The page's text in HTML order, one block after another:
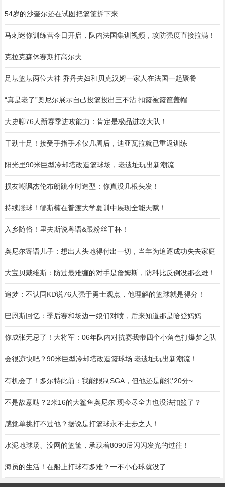
54岁的沙奎尔还在试图把篮筐拆下来
马刺迷你训练营今日开启，队内法国集训视频，攻防强度直接拉满！
克拉克森休赛期打高尔夫️
足坛篮坛两位大神 乔丹夫妇和贝克汉姆一家人在法国一起聚餐
“真是老了”奥尼尔展示自己投篮投出三不沾 扣篮被篮筐盖帽
大史聊76人新赛季进攻能力：肯定是极品进攻大队！
干劲十足！接受手指手术仅几周后，迪亚瓦拉就已重返训练
阳光里90米巨型冷却塔改造篮球场，老遗址玩出新潮流...
损友嘲讽杰伦布朗跳伞时造型：你真没几根头发！
持续涨球！郇斯楠在普渡大学夏训中展现全能天赋！
入乡随俗！里夫斯说粤语&跟粉丝干杯！
奥尼尔寄语儿子：想出人头地得付出一切，当年为追逐成功失去家庭
大宝贝戴维斯：防过最难缠的对手是詹姆斯，防科比反倒没那么难！
追梦：不认同KD说76人强于勇士观点，他理解的篮球就是得分！
巴恩斯回忆：季后赛和场边一娘们对喷，后来知道那是哈登妈妈
你成张无忌了！大将军：06年队内对抗赛我带四个小角色打爆梦之队
会很凉快吧？90米巨型冷却塔改造篮球场 老遗址玩出新潮流！
有机会了！多尔特此前：我能限制SGA，但他还是能得20分~
不是故意哒？2米16的大鲨鱼奥尼尔 现今尽全力也没法扣篮了？
感觉单挑打不过他？据说是打篮球永不走步之人！
水泥地球场、没网的篮筐，承载着8090后闪闪发光的过往！
海员的生活！在船上打球有多难？一不小心球就没了